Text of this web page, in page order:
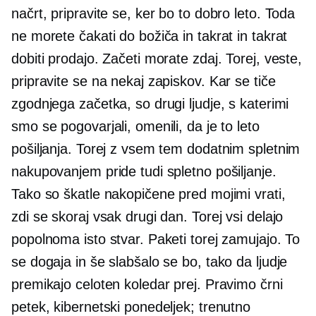
načrt, pripravite se, ker bo to dobro leto. Toda
ne morete čakati do božiča in takrat in takrat
dobiti prodajo. Začeti morate zdaj. Torej, veste,
pripravite se na nekaj zapiskov. Kar se tiče
zgodnjega začetka, so drugi ljudje, s katerimi
smo se pogovarjali, omenili, da je to leto
pošiljanja. Torej z vsem tem dodatnim spletnim
nakupovanjem pride tudi spletno pošiljanje.
Tako so škatle nakopičene pred mojimi vrati,
zdi se skoraj vsak drugi dan. Torej vsi delajo
popolnoma isto stvar. Paketi torej zamujajo. To
se dogaja in še slabšalo se bo, tako da ljudje
premikajo celoten koledar prej. Pravimo črni
petek, kibernetski ponedeljek; trenutno